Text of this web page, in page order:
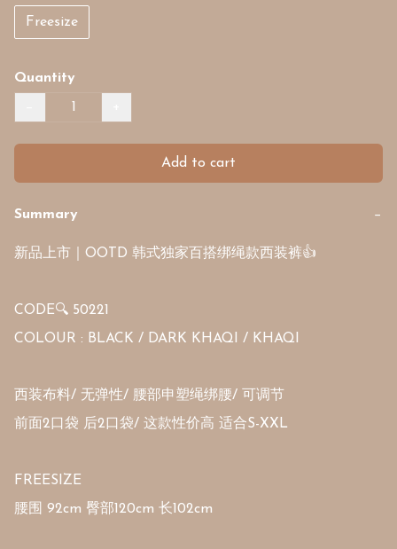
Freesize
Quantity
Add to cart
Summary −
新品上市｜OOTD 韩式独家百搭绑绳款西装裤👍
CODE🔍 50221
COLOUR : BLACK / DARK KHAQI / KHAQI
西装布料/ 无弹性/ 腰部申塑绳绑腰/ 可调节
前面2口袋 后2口袋/ 这款性价高 适合S-XXL
FREESIZE
腰围 92cm 臀部120cm 长102cm